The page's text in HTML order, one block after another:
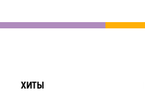
ХИТЫ